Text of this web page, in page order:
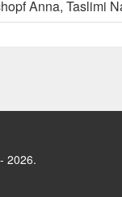
Anna, Taslimi
2026.